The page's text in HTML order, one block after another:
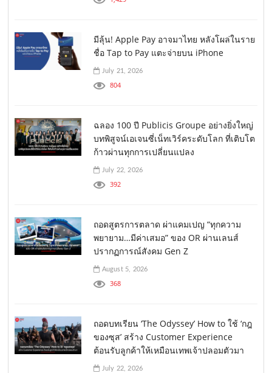
มีลุ้น! Apple Pay อาจมาไทย หลังโผล่ในราย
ชื่อ Tap to Pay แตะจ่ายบน iPhone
July 21, 2026
804
ฉลอง 100 ปี Publicis Groupe อย่างยิ่งใหญ่
บทพิสูจน์เอเจนซี่เน็ทเวิร์คระดับโลก ที่เติบโต
ก้าวผ่านทุกการเปลี่ยนแปลง
July 22, 2026
392
ถอดสูตรการตลาด ผ่าแคมเปญ “ทุกความ
พยายาม…มีค่าเสมอ” ของ OR ผ่านเลนส์
ปรากฏการณ์สังคม Gen Z
August 5, 2026
368
ถอดบทเรียน ‘The Odyssey’ How to ใช้ ‘กฎ
ของซุส’ สร้าง Customer Experience
ต้อนรับลูกค้าให้เหมือนเทพเจ้าปลอมตัวมา
July 22, 2026